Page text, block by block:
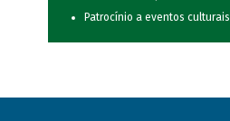
Patrocínio a eventos culturais